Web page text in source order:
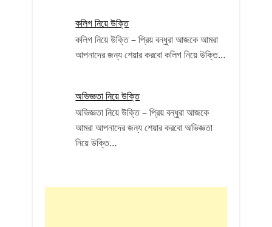
কলিগ নিয়ে উক্তি
কলিগ নিয়ে উক্তি – প্রিয় বন্ধুরা আজকে আমরা
আপনাদের জন্য শেয়ার করবো কলিগ নিয়ে উক্তি…
অভিজ্ঞতা নিয়ে উক্তি
অভিজ্ঞতা নিয়ে উক্তি – প্রিয় বন্ধুরা আজকে
আমরা আপনাদের জন্য শেয়ার করবো অভিজ্ঞতা
নিয়ে উক্তি…